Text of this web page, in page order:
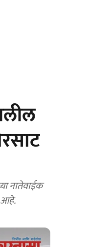
नातेवाईक
आहे.